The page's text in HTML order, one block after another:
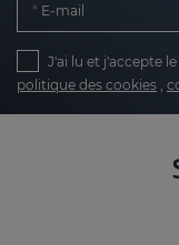
E-mail
J'ai lu et j'accepte le
politique des cookies ,